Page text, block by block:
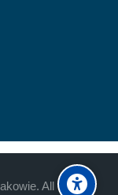
All rights